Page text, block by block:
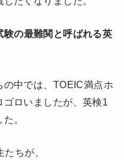
験の最難関と呼ばれる英
中では、TOEIC満点ホ
ゴロいましたが、英検1
。
ちが、